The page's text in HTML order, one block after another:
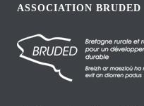
ASSOCIATION BRUDED